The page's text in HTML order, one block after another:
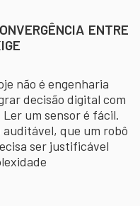
ENTRE
não é engenharia
decisão digital com
um sensor é fácil.
auditável, que um robô
ser justificável